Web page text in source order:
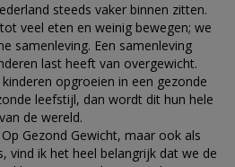
steeds vaker binnen zitten.
veel eten en weinig bewegen; we
samenleving. Een samenleving
last heeft van overgewicht.
opgroeien in een gezonde
leefstijl, dan wordt dit hun hele
de wereld.
Gezond Gewicht, maar ook als
vind ik het heel belangrijk dat we de